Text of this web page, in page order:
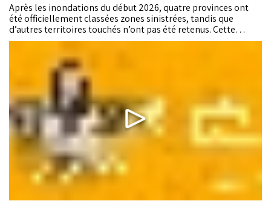
Après les inondations du début 2026, quatre provinces ont
été officiellement classées zones sinistrées, tandis que
d’autres territoires touchés n’ont pas été retenus. Cette
décision a rapidement nourri la polémique, amplifiée par des
interprétations approximatives des textes juridiques et un
manque de communication officielle....